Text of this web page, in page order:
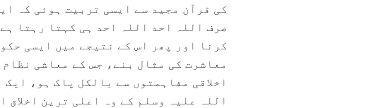
کی قرآن مجید سے ایسی تربیت ہوئی کہ
صرف اللہ احد اللہ احد ہی کہتا رہتا
کرنا اور پھر اس کے نتیجے میں ایسی
معاشرت کی مثال بنے، جس کے معاشی
اخلاقی مفاہمتوں سے بالکل پاک ہو،
اللہ علیہ وسلم کے وہ اعلی ترین